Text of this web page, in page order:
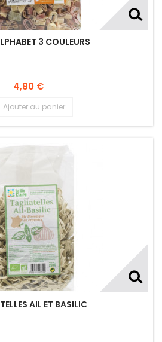
3 COULEURS
4,80 €
Ajouter au panier
AIL ET BASILIC